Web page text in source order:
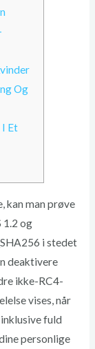
Og
I Et
kan man prøve
1.2 og
i stedet
deaktivere
ikke-RC4-
vises, når
fuld
personlige